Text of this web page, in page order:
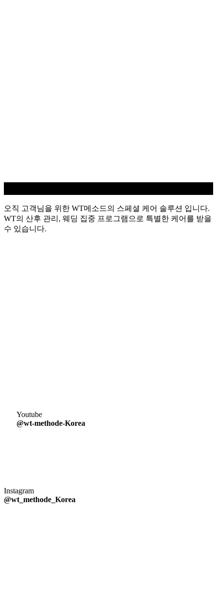
오직 고객님을 위한 WT메소드의 스페셜 케어 솔루션 입니다.
WT의 산후 관리, 웨딩 집중 프로그램으로 특별한 케어를 받을
수 있습니다.
Youtube
@wt-methode-Korea
Instagram
@wt_methode_Korea